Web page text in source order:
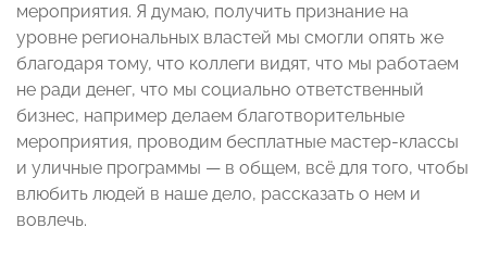
мероприятия. Я думаю, получить признание на
уровне региональных властей мы смогли опять же
благодаря тому, что коллеги видят, что мы работаем
не ради денег, что мы социально ответственный
бизнес, например делаем благотворительные
мероприятия, проводим бесплатные мастер-классы
и уличные программы — в общем, всё для того, чтобы
влюбить людей в наше дело, рассказать о нем и
вовлечь.